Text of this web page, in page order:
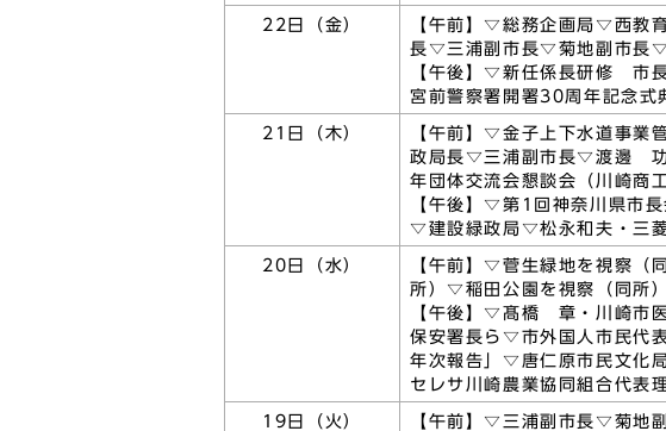
22日（金）
【午前】▽総務企画局▽西教
長▽三浦副市長▽菊地副市長
【午後】▽新任係長研修 市
宮前警察署開署30周年記念
21日（木）
【午前】▽金子上下水道事
政局長▽三浦副市長▽渡邊 功
年団体交流会懇談会（川崎商
【午後】▽第1回神奈川県市
▽建設緑政局▽松永和夫・三
20日（水）
【午前】▽菅生緑地を視察（
所）▽稲田公園を視察（同所
【午後】▽髙橋 章・川崎市
保安署長ら▽市外国人市民代
年次報告」▽唐仁原市民文化
セレサ川崎農業協同組合代表
19日（火）
【午前】▽三浦副市長▽菊地